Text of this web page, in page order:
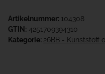
Artikelnummer: 104308
GTIN: 4251709394310
Kategorie: 26BB - Kunststoff